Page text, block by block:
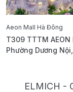
Aeon Mall Hà Đông
T309 TTTM
Phường Dương
ELMICH -